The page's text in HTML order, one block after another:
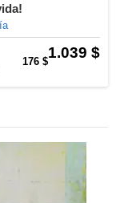
1.039 $
176 $